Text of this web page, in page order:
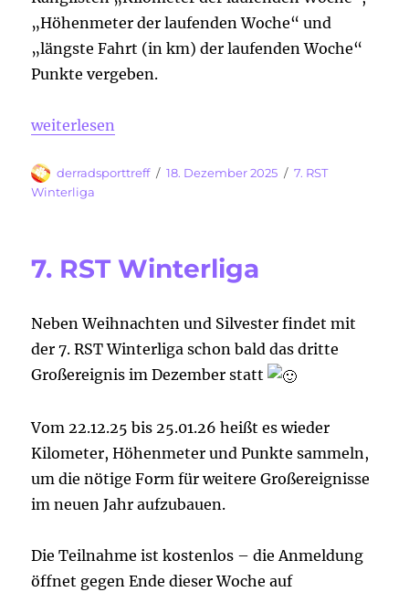
„Höhenmeter der laufenden Woche“ und
„längste Fahrt (in km) der laufenden Woche“
Punkte vergeben.
„7. RST Winterliga – Die Ausschreibung“
weiterlesen
Autor
derradsporttreff
Veröffentlicht
18. Dezember 2025 Kategorien
7. RST
Winterliga
7. RST Winterliga
Neben Weihnachten und Silvester findet mit
der 7. RST Winterliga schon bald das dritte
Großereignis im Dezember statt
Vom 22.12.25 bis 25.01.26 heißt es wieder
Kilometer, Höhenmeter und Punkte sammeln,
um die nötige Form für weitere Großereignisse
im neuen Jahr aufzubauen.
Die Teilnahme ist kostenlos – die Anmeldung
öffnet gegen Ende dieser Woche auf